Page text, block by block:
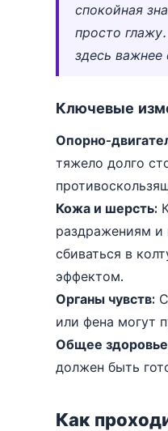
спокойная
просто
здесь
Ключевые
Опорно-
тяжело долго
Кожа и шерсть:
раздражениям и
сбиваться в
эффектом.
Органы чувств:
или фена могут
Общее
должен быть
Как